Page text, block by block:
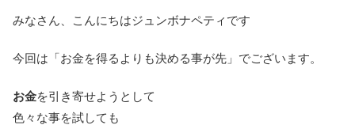
みなさん、こんにちはジュンボナペティです
今回は「お金を得るよりも決める事が先」でございます。
お金を引き寄せようとして
色々な事を試しても